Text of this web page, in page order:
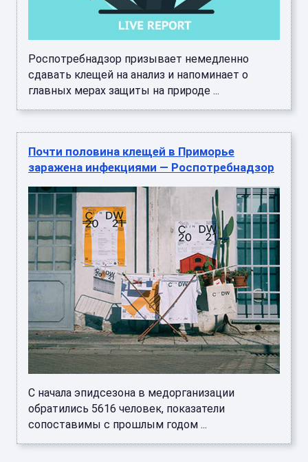
Роспотребнадзор призывает немедленно
сдавать клещей на анализ и напоминает о
главных мерах защиты на природе ...
Почти половина клещей в Приморье
заражена инфекциями — Роспотребнадзор
С начала эпидсезона в медорганизации
обратились 5616 человек, показатели
сопоставимы с прошлым годом ...